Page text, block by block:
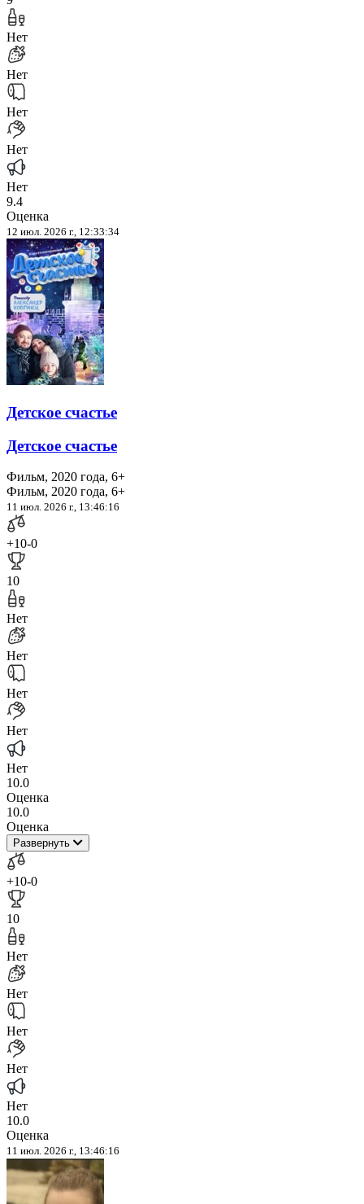
Нет
Нет
Нет
Нет
Нет
9.4
Оценка
12 июл. 2026 г., 12:33:34
Детское счастье
Детское счастье
Фильм, 2020 года, 6+
Фильм, 2020 года, 6+
11 июл. 2026 г., 13:46:16
+10-0
10
Нет
Нет
Нет
Нет
Нет
10.0
Оценка
10.0
Оценка
Развернуть
+10-0
10
Нет
Нет
Нет
Нет
Нет
10.0
Оценка
11 июл. 2026 г., 13:46:16